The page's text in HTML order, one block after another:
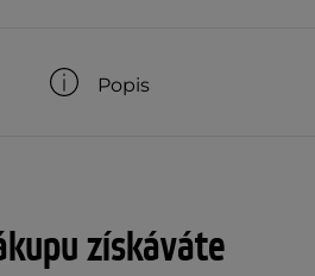
Popis
získáváte